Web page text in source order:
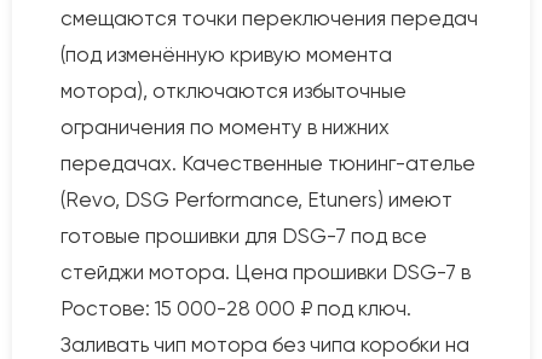
смещаются точки переключения передач
(под изменённую кривую момента
мотора), отключаются избыточные
ограничения по моменту в нижних
передачах. Качественные тюнинг-ателье
(Revo, DSG Performance, Etuners) имеют
готовые прошивки для DSG-7 под все
стейджи мотора. Цена прошивки DSG-7 в
Ростове: 15 000-28 000 ₽ под ключ.
Заливать чип мотора без чипа коробки на